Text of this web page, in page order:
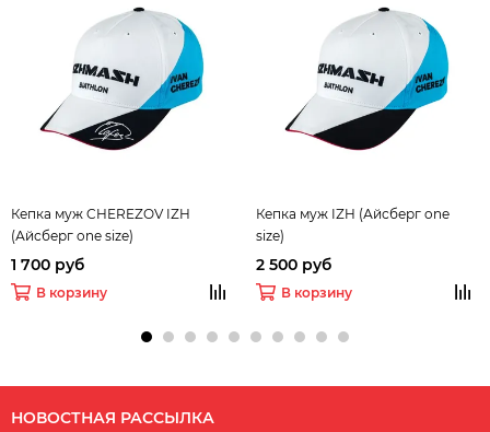
Кепка муж CHEREZOV IZH
(Айсберг one size)
1 700 руб
В корзину
Кепка муж IZH (Айсберг one
size)
2 500 руб
В корзину
НОВОСТНАЯ РАССЫЛКА